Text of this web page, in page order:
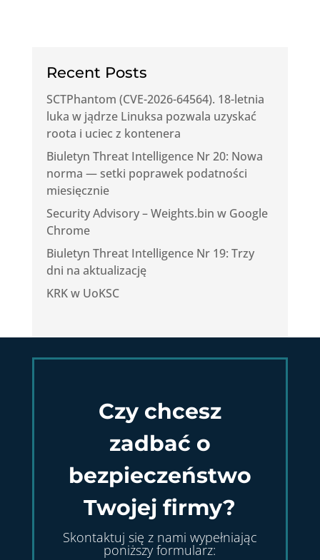
Recent Posts
SCTPhantom (CVE-2026-64564). 18-letnia
luka w jądrze Linuksa pozwala uzyskać
roota i uciec z kontenera
Biuletyn Threat Intelligence Nr 20: Nowa
norma — setki poprawek podatności
miesięcznie
Security Advisory – Weights.bin w Google
Chrome
Biuletyn Threat Intelligence Nr 19: Trzy
dni na aktualizację
KRK w UoKSC
Czy chcesz
zadbać o
bezpieczeństwo
Twojej firmy?
Skontaktuj się z nami wypełniając
poniższy formularz: